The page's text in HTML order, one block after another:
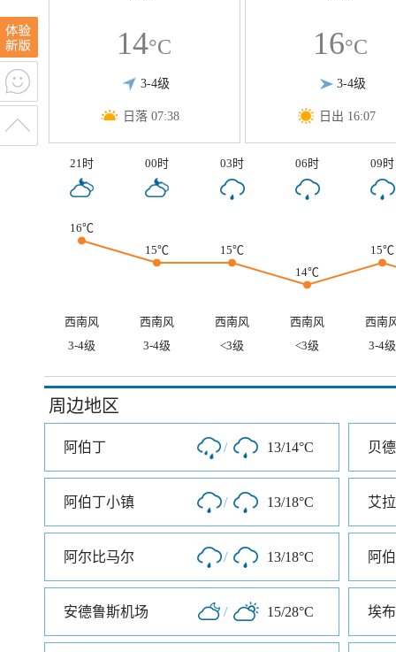
14°C
3-4级
日落 07:38
16°C
3-4级
日出 16:07
21时 00时 03时 06时 09时
16℃
15℃
15℃
14℃
15℃
西南风 西南风 西南风 西南风
西南
3-4级
3-4级 <3级 <3级 3-4级
周边地区
阿伯丁 / 13/14°C 贝
阿伯丁小镇 / 13/18°C 艾
阿尔比马尔 / 13/18°C 阿
安德鲁斯机场 / 15/28°C 埃